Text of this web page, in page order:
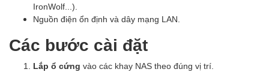
IronWolf...).
Nguồn điện ổn định và dây mạng LAN.
Các bước cài đặt
Lắp ổ cứng vào các khay NAS theo đúng vị trí.